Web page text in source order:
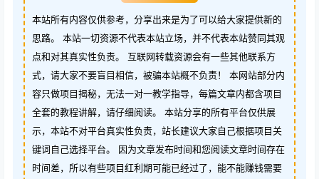
本站所有内容仅供参考，分享出来是为了可以给大家提供新的
思路。 本站一切资源不代表本站立场，并不代表本站赞同其观
点和对其真实性负责。 互联网转载资源会有一些其他联系方
式，请大家不要盲目相信，被骗本站概不负责！ 本网站部分内
容只做项目揭秘，无法一对一教学指导，每篇文章内都含项目
全套的教程讲解，请仔细阅读。 本站分享的所有平台仅供展
示，本站不对平台真实性负责，站长建议大家自己根据项目关
键词自己选择平台。 因为文章发布时间和您阅读文章时间存在
时间差，所以有些项目红利期可能已经过了，能不能赚钱需要